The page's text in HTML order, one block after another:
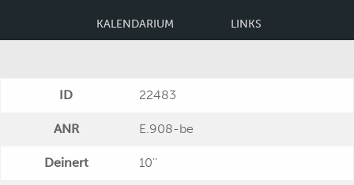
KALENDARIUM LINKS
ID 22483
ANR E.908-be
Deinert 10''